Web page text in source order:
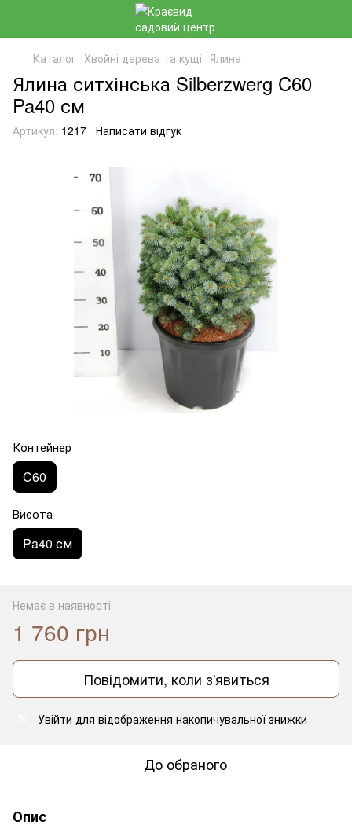
Каталог Хвойні дерева та кущі Ялина
Ялина ситхінська Silberzwerg C60
Pa40 см
Артикул: 1217 Написати відгук
Контейнер
C60
Висота
Pa40 см
Немає в наявності
1 760 грн
Повідомити, коли з'явиться
Увійти для відображення накопичувальної знижки
До обраного
Опис